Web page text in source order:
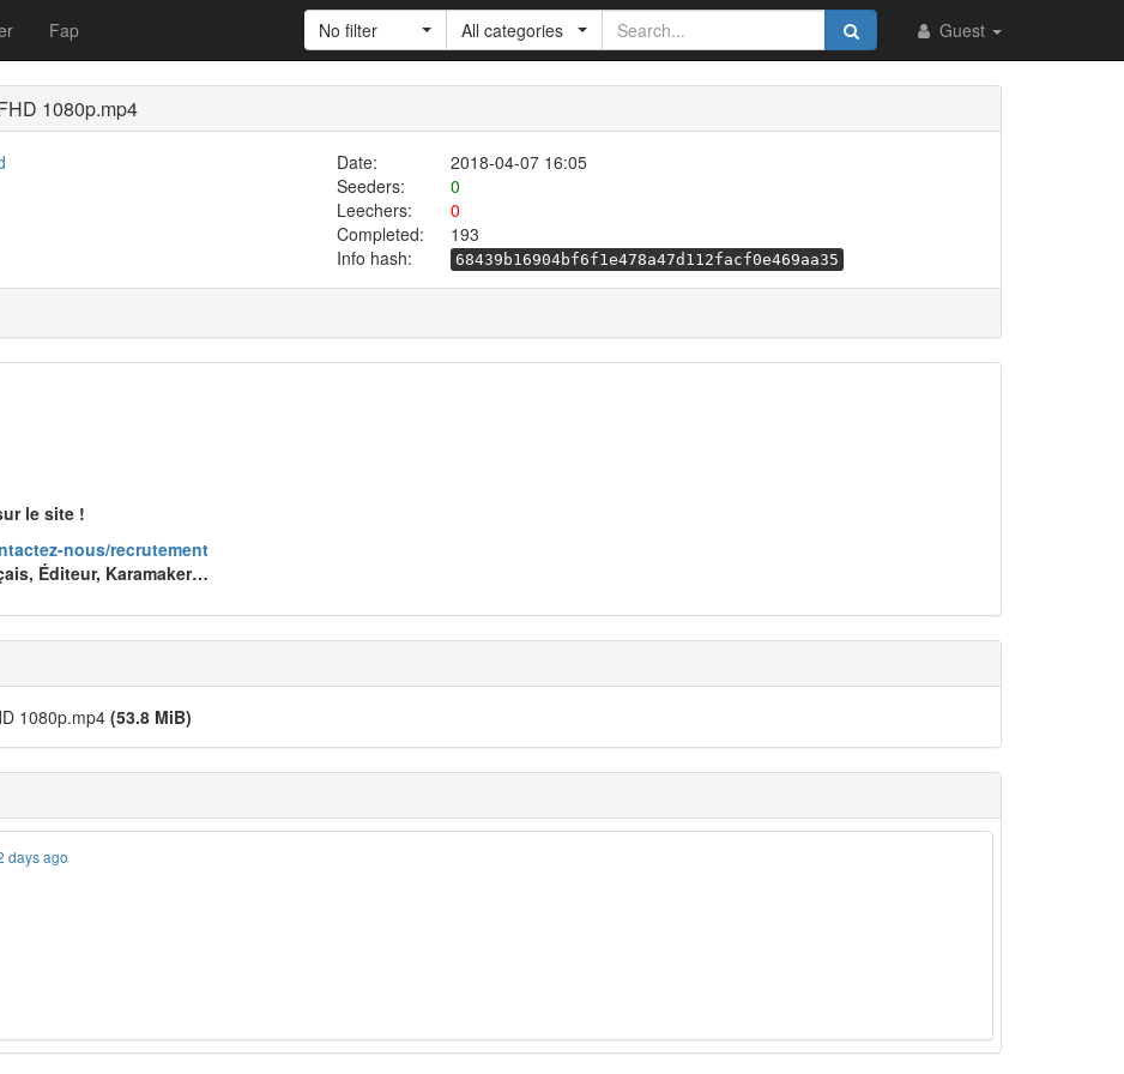
Fap Guest
No filter All categories
1080p.mp4
Date:
2018-04-07 16:05
Seeders:
0
Leechers:
0
Completed:
193
Info hash:
68439b16904bf6f1e478a47d112facf0e469aa35
le site !
nous/recrutement
Éditeur, Karamaker…
1080p.mp4 (53.8 MiB)
days ago